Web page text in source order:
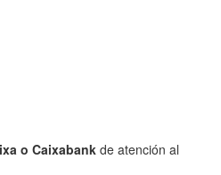
o Caixabank de atención al